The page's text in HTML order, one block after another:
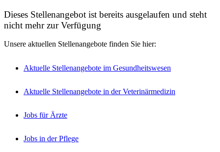
Dieses Stellenangebot ist bereits ausgelaufen und steht
nicht mehr zur Verfügung
Unsere aktuellen Stellenangebote finden Sie hier:
Aktuelle Stellenangebote im Gesundheitswesen
Aktuelle Stellenangebote in der Veterinärmedizin
Jobs für Ärzte
Jobs in der Pflege